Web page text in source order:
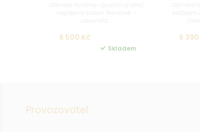
6 500 Kč
Skladem
6
Provozovatel